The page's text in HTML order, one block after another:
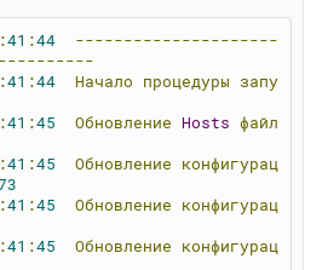
:41 :44
---------------------
:41 :44 Начало процедуры
запу
:41 :45 Обновление Hosts файл
:41 :45 Обновление
конфигурац
:41 :45 Обновление
конфигурац
:41 :45 Обновление
конфигурац